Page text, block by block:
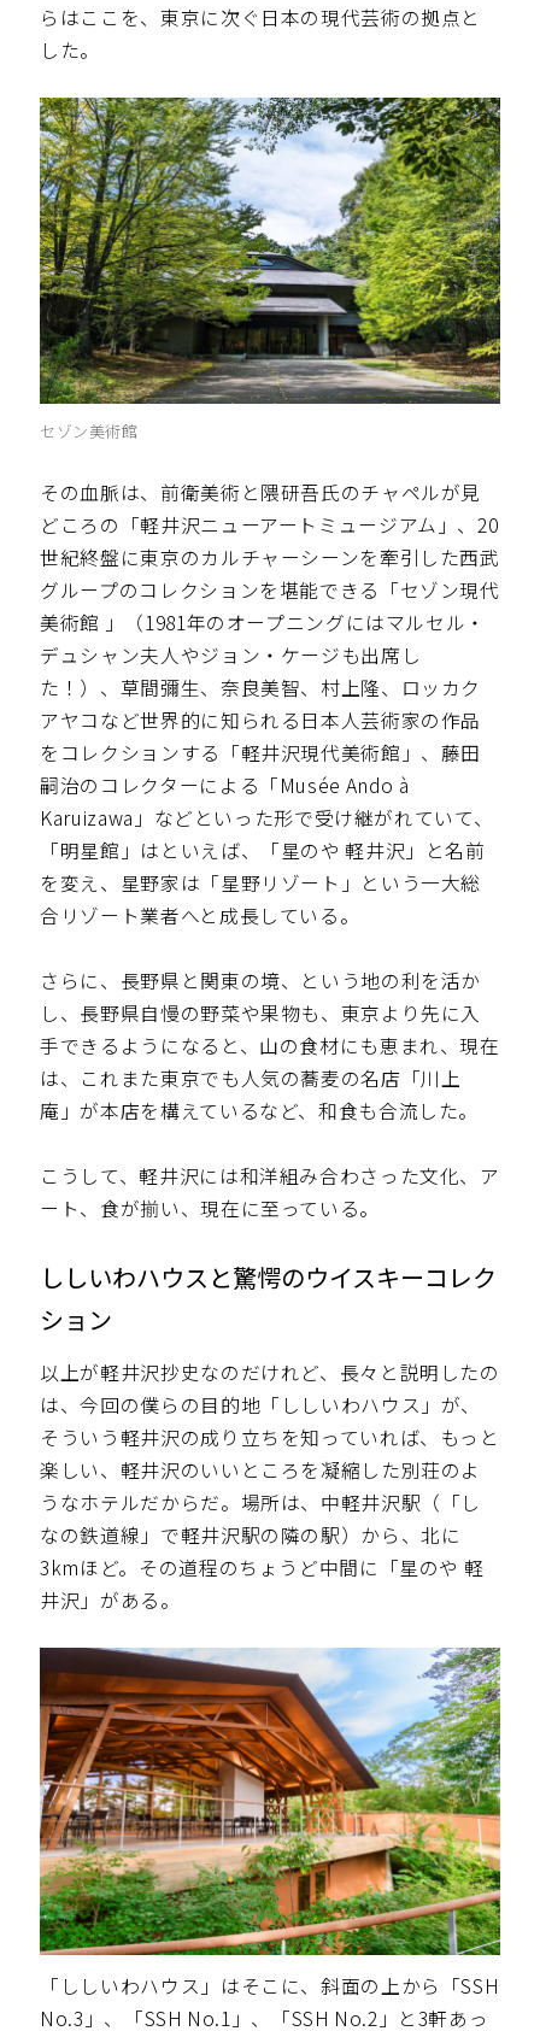
らはここを、東京に次ぐ日本の現代芸術の拠点と
した。
セゾン美術館
その血脈は、前衛美術と隈研吾氏のチャペルが見
どころの「軽井沢ニューアートミュージアム」、20
世紀終盤に東京のカルチャーシーンを牽引した西武
グループのコレクションを堪能できる「セゾン現代
美術館 」（1981年のオープニングにはマルセル・
デュシャン夫人やジョン・ケージも出席し
た！）、草間彌生、奈良美智、村上隆、ロッカク
アヤコなど世界的に知られる日本人芸術家の作品
をコレクションする「軽井沢現代美術館」、藤田
嗣治のコレクターによる「Musée Ando à
Karuizawa」などといった形で受け継がれていて、
「明星館」はといえば、「星のや 軽井沢」と名前
を変え、星野家は「星野リゾート」という一大総
合リゾート業者へと成長している。
さらに、長野県と関東の境、という地の利を活か
し、長野県自慢の野菜や果物も、東京より先に入
手できるようになると、山の食材にも恵まれ、現在
は、これまた東京でも人気の蕎麦の名店「川上
庵」が本店を構えているなど、和食も合流した。
こうして、軽井沢には和洋組み合わさった文化、ア
ート、食が揃い、現在に至っている。
ししいわハウスと驚愕のウイスキーコレク
ション
以上が軽井沢抄史なのだけれど、長々と説明したの
は、今回の僕らの目的地「ししいわハウス」が、
そういう軽井沢の成り立ちを知っていれば、もっと
楽しい、軽井沢のいいところを凝縮した別荘のよ
うなホテルだからだ。場所は、中軽井沢駅（「し
なの鉄道線」で軽井沢駅の隣の駅）から、北に
3kmほど。その道程のちょうど中間に「星のや 軽
井沢」がある。
「ししいわハウス」はそこに、斜面の上から「SSH
No.3」、「SSH No.1」、「SSH No.2」と3軒あっ